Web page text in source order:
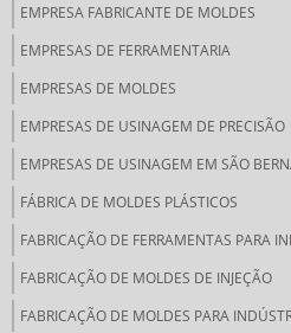
EMPRESA FABRICANTE DE MOLDES
EMPRESAS DE FERRAMENTARIA
EMPRESAS DE MOLDES
EMPRESAS DE USINAGEM DE PRECISÃO
EMPRESAS DE USINAGEM EM SÃO
FÁBRICA DE MOLDES PLÁSTICOS
FABRICAÇÃO DE FERRAMENTAS PARA
FABRICAÇÃO DE MOLDES DE INJEÇÃO
FABRICAÇÃO DE MOLDES PARA